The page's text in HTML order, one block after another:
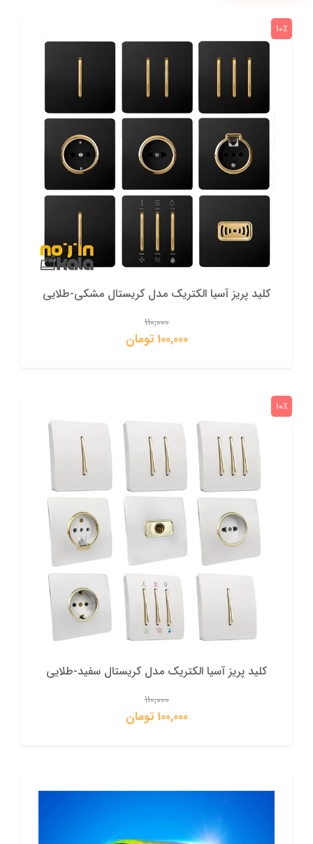
کلید پریز آسیا الکتریک مدل کریستال مشکی-طلایی
110,000
100,000 تومان
10٪
کلید پریز آسیا الکتریک مدل کریستال سفید-طلایی
110,000
100,000 تومان
10٪